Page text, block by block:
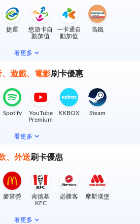
捷運
悠遊卡自
動加值
一卡通自
動加值
高鐵
看更多
遊戲、電影刷卡優惠
Spotify
YouTube
Premium
KKBOX Steam
看更多
、外送刷卡優惠
麥當勞
肯德基
KFC
必勝客 摩斯漢堡
看更多